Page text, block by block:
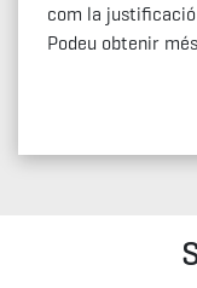
com la justificació
Podeu obtenir